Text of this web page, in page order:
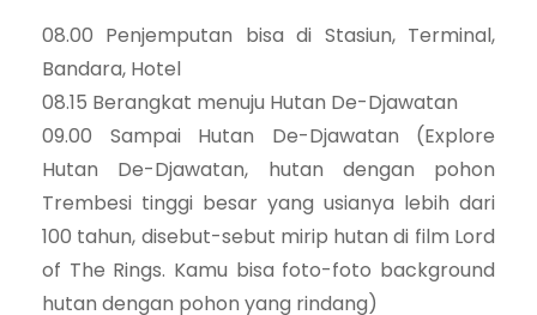
08.00 Penjemputan bisa di Stasiun, Terminal,
Bandara, Hotel
08.15 Berangkat menuju Hutan De-Djawatan
09.00 Sampai Hutan De-Djawatan (Explore
Hutan De-Djawatan, hutan dengan pohon
Trembesi tinggi besar yang usianya lebih dari
100 tahun, disebut-sebut mirip hutan di film Lord
of The Rings. Kamu bisa foto-foto background
hutan dengan pohon yang rindang)